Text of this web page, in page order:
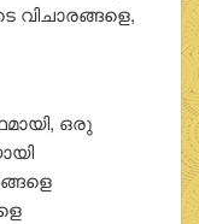
വിചാരങ്ങളെ,
ഒരു